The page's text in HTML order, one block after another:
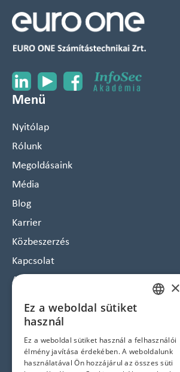
Menü
Nyitólap
Rólunk
Megoldásaink
Média
Blog
Karrier
Közbeszerzés
Kapcsolat
Arculat
Jogi nyilatkozatok
Adatvédelem és Cookie tájékoztató
ÁSZF
×
Ez a weboldal sütiket
használ
Ez a weboldal sütiket használ a felhasználói
élmény javítása érdekében. A weboldalunk
használatával Ön hozzájárul az összes süti